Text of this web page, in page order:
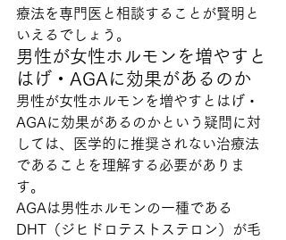
療法を専門医と相談することが賢明と
いえるでしょう。
男性が女性ホルモンを増やすと
はげ・AGAに効果があるのか
男性が女性ホルモンを増やすとはげ・
AGAに効果があるのかという疑問に対
しては、医学的に推奨されない治療法
であることを理解する必要がありま
す。
AGAは男性ホルモンの一種である
DHT（ジヒドロテストステロン）が毛